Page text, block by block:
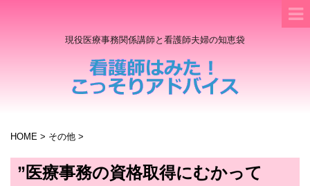
現役医療事務関係講師と看護師夫婦の知恵袋
HOME > その他 >
”医療事務の資格取得にむかって